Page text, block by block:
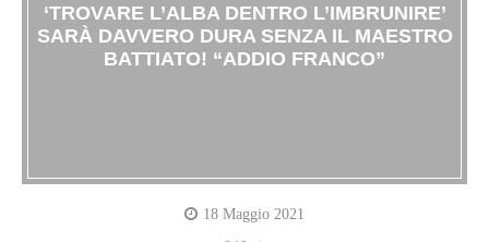
‘TROVARE L’ALBA DENTRO L’IMBRUNIRE’
SARÀ DAVVERO DURA SENZA IL MAESTRO
BATTIATO! “ADDIO FRANCO”
18 Maggio 2021